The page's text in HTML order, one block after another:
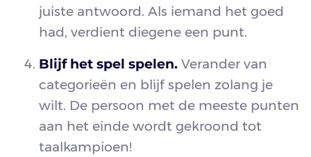
juiste antwoord. Als iemand het goed
had, verdient diegene een punt.
Blijf het spel spelen. Verander van
categorieën en blijf spelen zolang je
wilt. De persoon met de meeste punten
aan het einde wordt gekroond tot
taalkampioen!